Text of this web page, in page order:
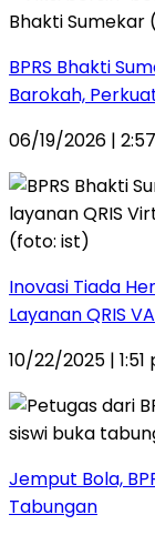
BPRS Bhakti
Barokah,
06/19/2026 |
Inovasi Tiada
Layanan QRIS VA
10/22/2025 | 1:51
Jemput Bola,
Tabungan